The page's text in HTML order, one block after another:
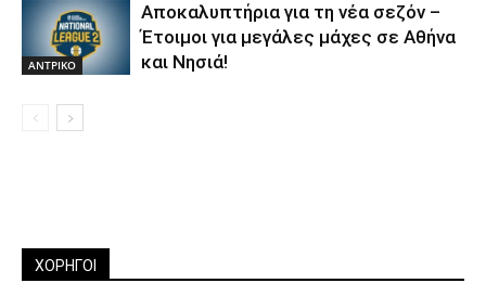
ΑΝTΡΙΚΟ
Αποκαλυπτήρια για τη νέα σεζόν –
Έτοιμοι για μεγάλες μάχες σε Αθήνα
και Νησιά!
ΧΟΡΗΓΟΙ